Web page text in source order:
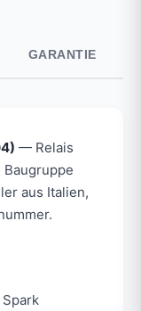
GARANTIE
— Relais
Baugruppe
aus Italien,